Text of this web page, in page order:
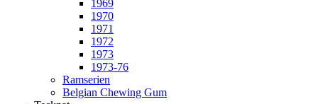
1969
1970
1971
1972
1973
1973-76
Ramserien
Belgian Chewing Gum